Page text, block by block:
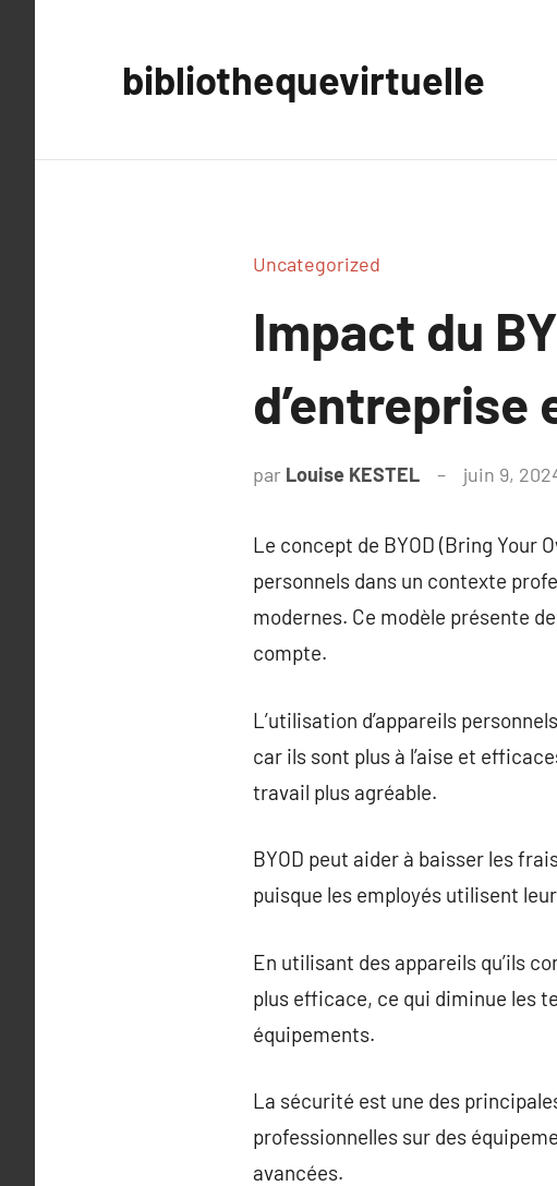
bibliothequevirtuelle
Uncategorized
Impact du
d’entreprise
par Louise KESTEL juin 9,
Le concept de BYOD (Bring Your
personnels dans un contexte
modernes. Ce modèle présente
compte.
L’utilisation d’appareils
car ils sont plus à l’aise et
travail plus agréable.
BYOD peut aider à baisser les
puisque les employés utilisent
En utilisant des appareils qu’ils
plus efficace, ce qui diminue les
équipements.
La sécurité est une des
professionnelles sur des
avancées.